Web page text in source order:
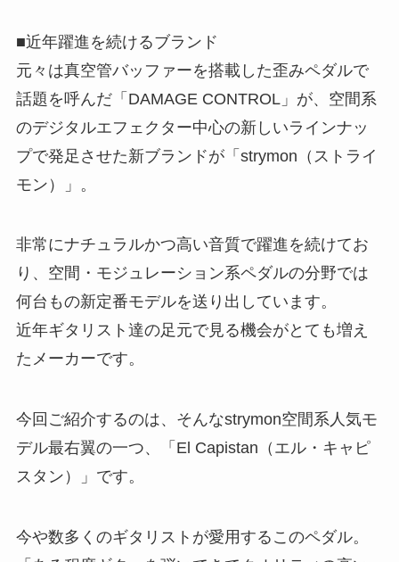
■近年躍進を続けるブランド
元々は真空管バッファーを搭載した歪みペダルで
話題を呼んだ「DAMAGE CONTROL」が、空間系
のデジタルエフェクター中心の新しいラインナッ
プで発足させた新ブランドが「strymon（ストライ
モン）」。
非常にナチュラルかつ高い音質で躍進を続けてお
り、空間・モジュレーション系ペダルの分野では
何台もの新定番モデルを送り出しています。
近年ギタリスト達の足元で見る機会がとても増え
たメーカーです。
今回ご紹介するのは、そんなstrymon空間系人気モ
デル最右翼の一つ、「El Capistan（エル・キャピ
スタン）」です。
今や数多くのギタリストが愛用するこのペダル。